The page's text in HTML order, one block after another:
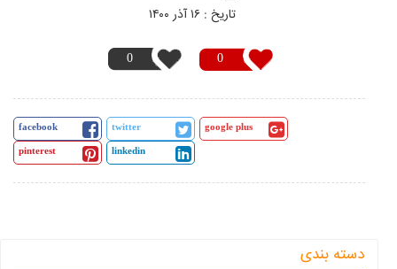
0
0
تاريخ : ۱۶ آذر ۱۴۰۰
facebook twitter
google plus
pinterest
linkedin
دسته بندی